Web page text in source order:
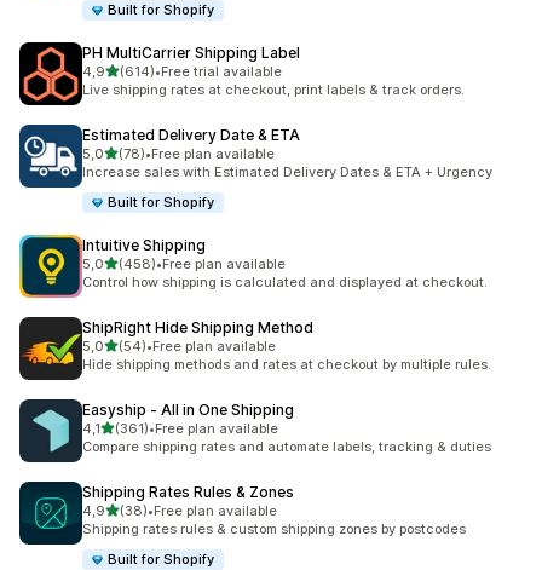
Built for Shopify
PH MultiCarrier Shipping Label
4,9stelle su 5
(614)
614 recensioni totali
•Free trial available
Live shipping rates at checkout, print labels & track orders.
Estimated Delivery Date & ETA
5,0stelle su 5
(78)
78 recensioni totali
•Free plan available
Increase sales with Estimated Delivery Dates & ETA + Urgency
Built for Shopify
Intuitive Shipping
5,0stelle su 5
(458)
458 recensioni totali
•Free plan available
Control how shipping is calculated and displayed at checkout.
ShipRight Hide Shipping Method
5,0stelle su 5
(54)
54 recensioni totali
•Free plan available
Hide shipping methods and rates at checkout by multiple rules.
Easyship ‑ All in One Shipping
4,1stelle su 5
(361)
361 recensioni totali
•Free plan available
Compare shipping rates and automate labels, tracking & duties
Shipping Rates Rules & Zones
4,9stelle su 5
(38)
38 recensioni totali
•Free plan available
Shipping rates rules & custom shipping zones by postcodes
Built for Shopify